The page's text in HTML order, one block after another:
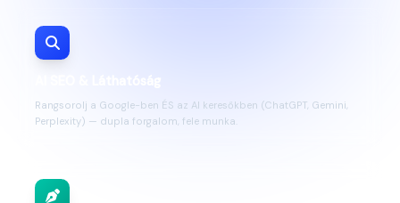
AI SEO & Láthatóság
Rangsorolj a Google-ben ÉS az AI keresőkben (ChatGPT, Gemini,
Perplexity) — dupla forgalom, fele munka.